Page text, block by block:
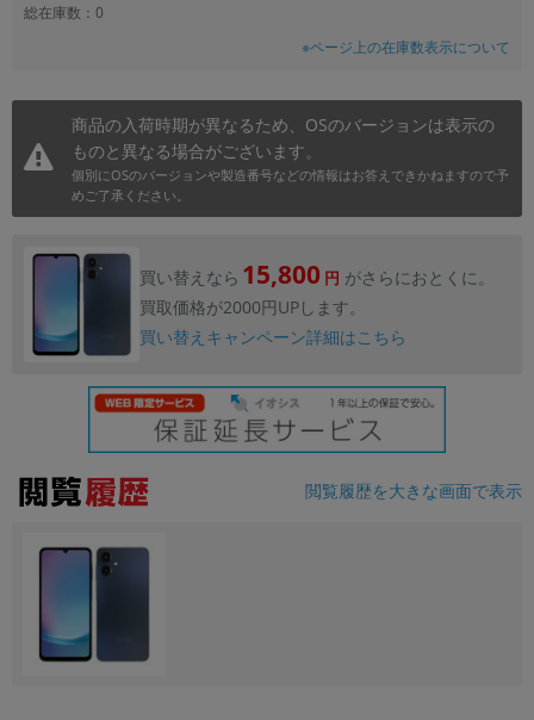
総在庫数：0
※ページ上の在庫数表示について
商品の入荷時期が異なるため、OSのバージョンは表示の
ものと異なる場合がございます。
個別にOSのバージョンや製造番号などの情報はお答えできかねますので予
めご了承ください。
買い替えなら 15,800 円 がさらにおとくに。
買取価格が2000円UPします。
買い替えキャンペーン詳細はこちら
閲覧履歴を大きな画面で表示
年 月 まで
各項目のチェックボックスは「or検索」となります。
ただし機能別のみ「and検索」となります。